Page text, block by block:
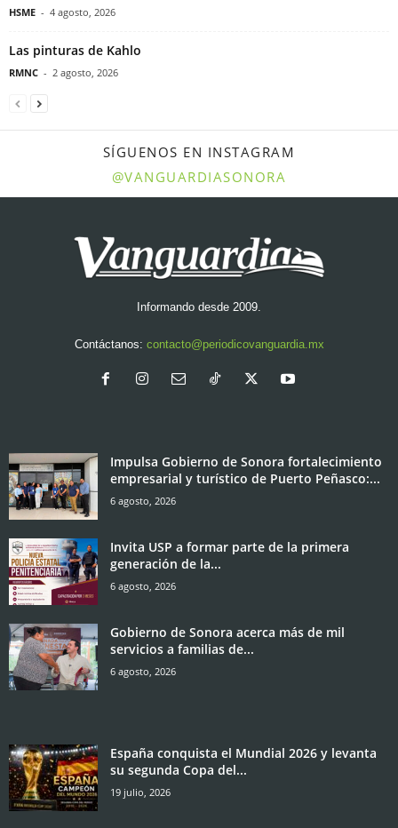
HSME - 4 agosto, 2026
Las pinturas de Kahlo
RMNC - 2 agosto, 2026
SÍGUENOS EN INSTAGRAM
@VANGUARDIASONORA
Informando desde 2009.
Contáctanos: contacto@periodicovanguardia.mx
Impulsa Gobierno de Sonora fortalecimiento
empresarial y turístico de Puerto Peñasco:...
6 agosto, 2026
Invita USP a formar parte de la primera
generación de la...
6 agosto, 2026
Gobierno de Sonora acerca más de mil
servicios a familias de...
6 agosto, 2026
España conquista el Mundial 2026 y levanta
su segunda Copa del...
19 julio, 2026